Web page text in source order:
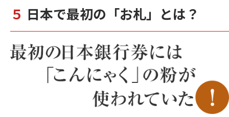
５ 日本で最初の「お札」とは？